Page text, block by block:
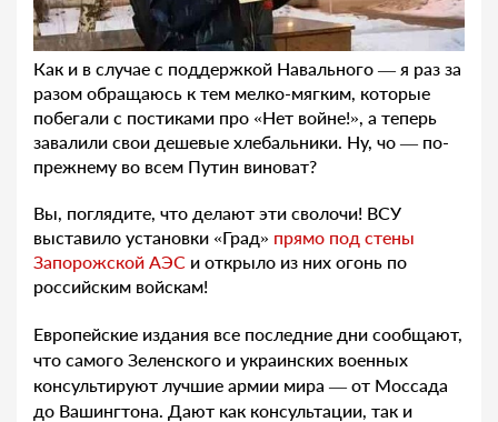
Как и в случае с поддержкой Навального — я раз за
разом обращаюсь к тем мелко-мягким, которые
побегали с постиками про «Нет войне!», а теперь
завалили свои дешевые хлебальники. Ну, чо — по-
прежнему во всем Путин виноват?
Вы, поглядите, что делают эти сволочи! ВСУ
выставило установки «Град» прямо под стены
Запорожской АЭС и открыло из них огонь по
российским войскам!
Европейские издания все последние дни сообщают,
что самого Зеленского и украинских военных
консультируют лучшие армии мира — от Моссада
до Вашингтона. Дают как консультации, так и